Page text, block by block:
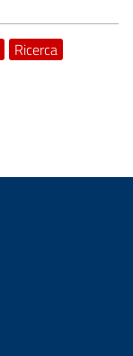
Ricerca